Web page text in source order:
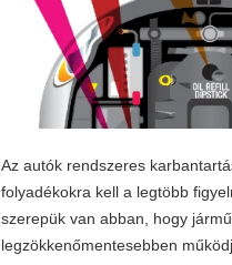
Az autók rendszeres
folyadékokra kell a legtöbb
szerepük van abban, hogy
legzökkenőmentesebben